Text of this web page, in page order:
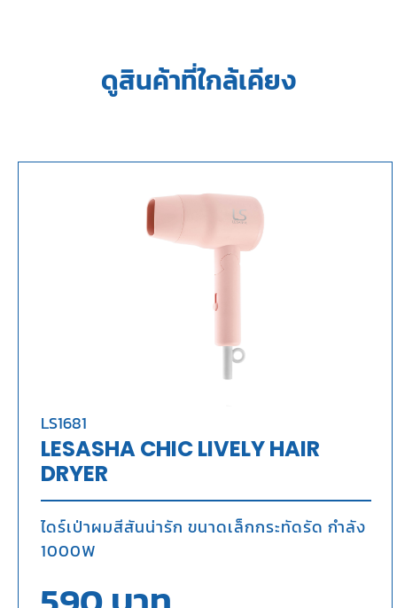
ดูสินค้าที่ใกล้เคียง
LS1681
LESASHA CHIC LIVELY HAIR
DRYER
ไดร์เป่าผมสีสันน่ารัก ขนาดเล็กกระทัดรัด กำลัง
1000W